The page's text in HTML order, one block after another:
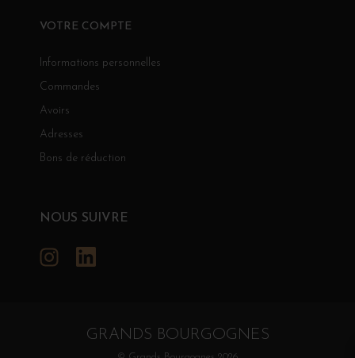
VOTRE COMPTE
Informations personnelles
Commandes
Avoirs
Adresses
Bons de réduction
NOUS SUIVRE
Instagram
GRANDS BOURGOGNES